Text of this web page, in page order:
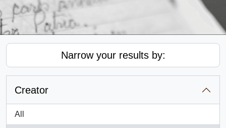
Narrow your results by:
Creator
All